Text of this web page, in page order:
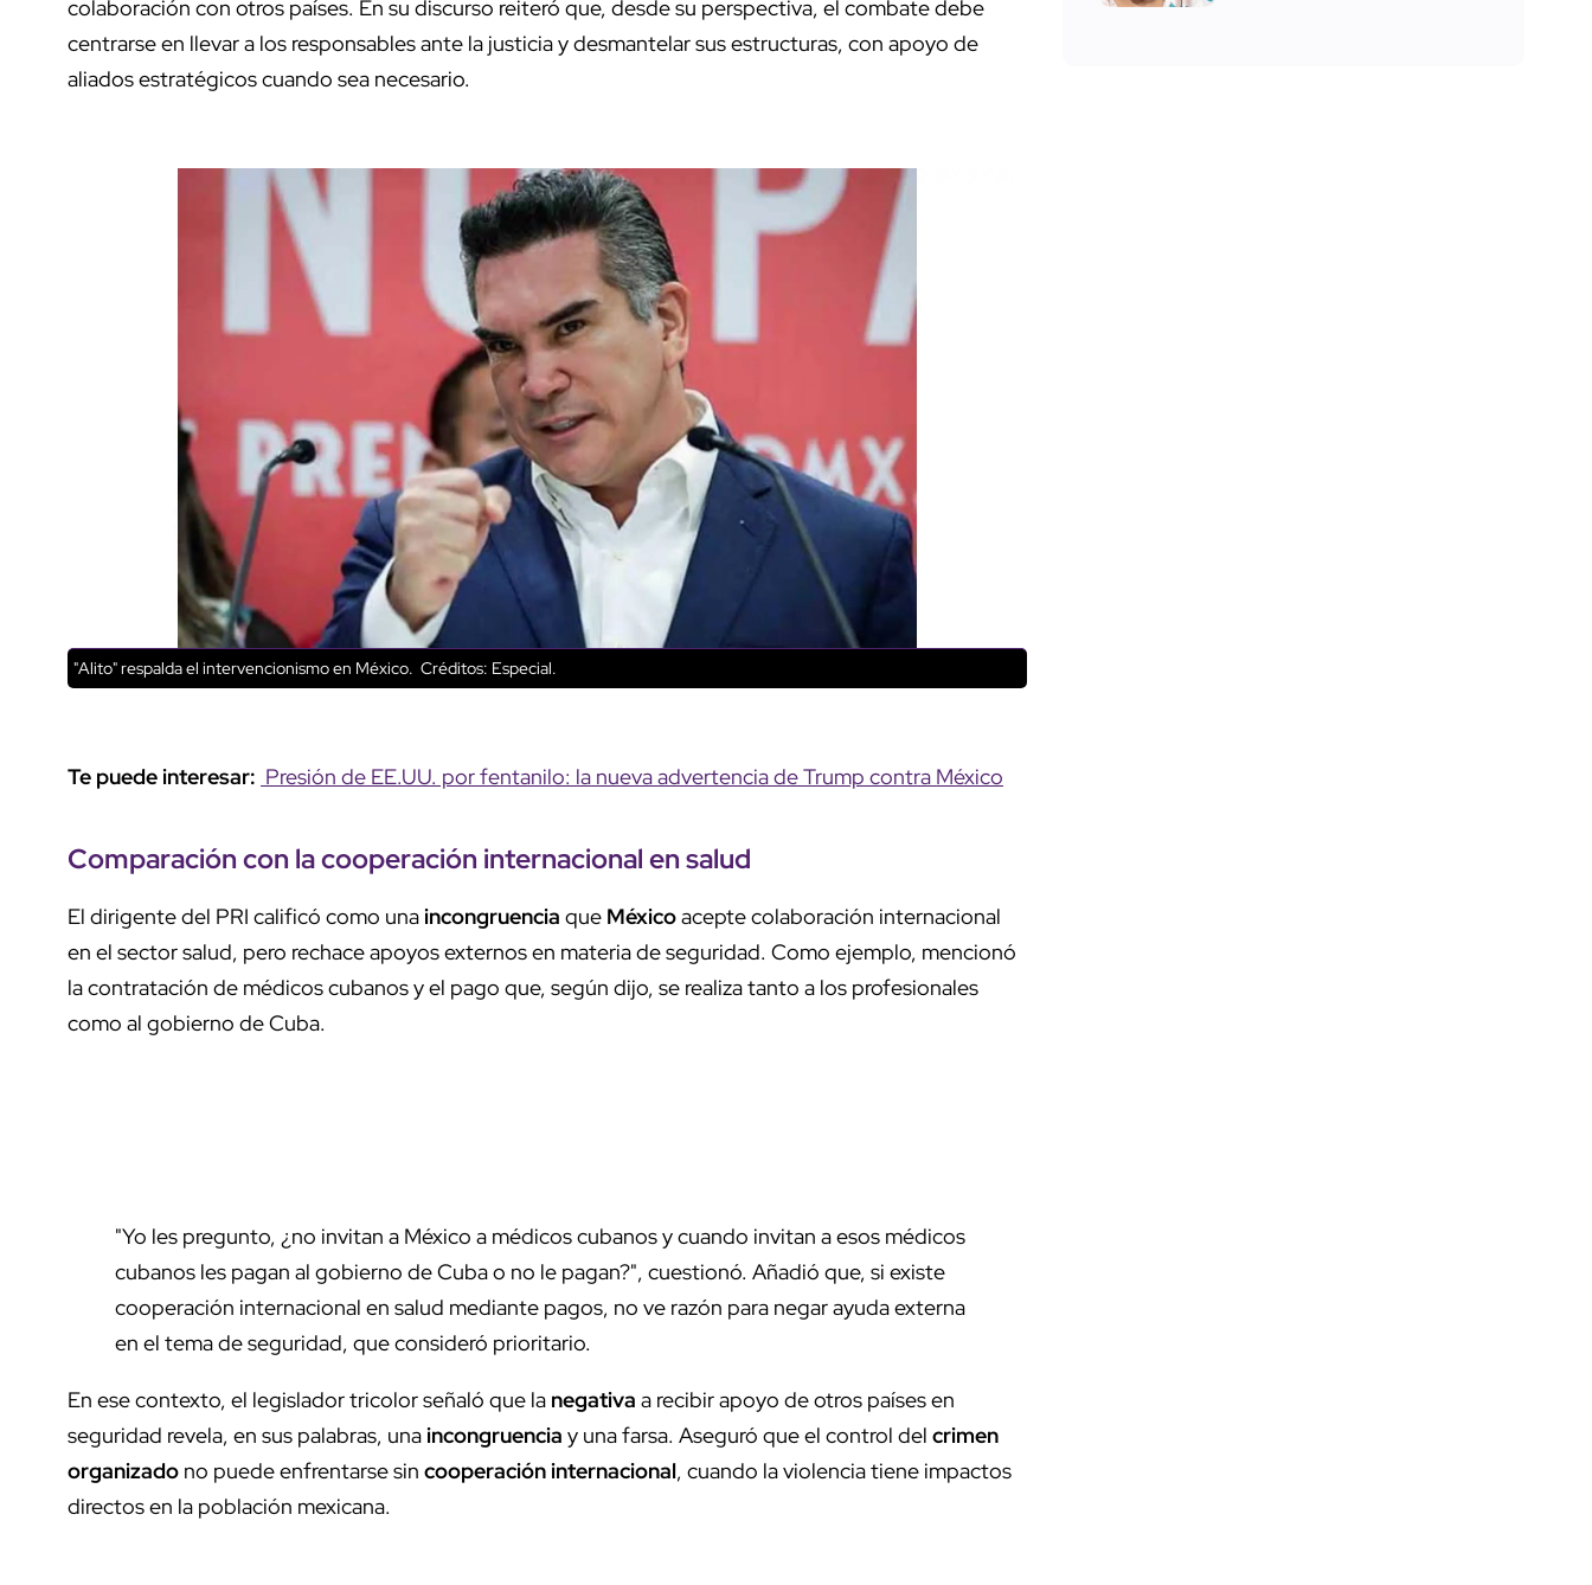
colaboración con otros países. En su discurso reiteró que, desde su perspectiva, el combate debe
centrarse en llevar a los responsables ante la justicia y desmantelar sus estructuras, con apoyo de
aliados estratégicos cuando sea necesario.
"Alito" respalda el intervencionismo en México. Créditos: Especial.
Te puede interesar: Presión de EE.UU. por fentanilo: la nueva advertencia de Trump contra México
Comparación con lacooperación internacionalen salud
El dirigente del PRI calificó como unaincongruencia que Méxicoacepte colaboración internacional
en el sector salud, pero rechace apoyos externos en materia de seguridad. Como ejemplo, mencionó
la contratación de médicos cubanos y el pago que, según dijo, se realiza tanto a los profesionales
como al gobierno de Cuba.
"Yo les pregunto, ¿no invitan a México a médicos cubanos y cuando invitan a esos médicos
cubanos les pagan al gobierno de Cuba o no le pagan?", cuestionó. Añadió que, si existe
cooperación internacional en salud mediante pagos, no ve razón para negar ayuda externa
en el tema de seguridad, que consideró prioritario.
En ese contexto, el legislador tricolor señaló que la negativa a recibir apoyo de otros países en
seguridad revela, en sus palabras, unaincongruencia y una farsa. Aseguró que el control del crimen
organizado no puede enfrentarse sin cooperación internacional, cuando la violencia tiene impactos
directos en la población mexicana.